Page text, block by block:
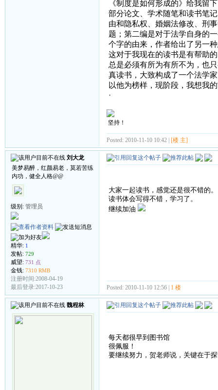
《制度是如何形成的》给我留
部分论文、学术随笔和读书笔
由和隐私权、婚姻法修改、刑
题；第二编是对于法学自身的
个字的由来，作者给出了另一
这对于我现在的读书是有帮助
总是必须有所为有所不为，也
真读书，大致构成了一个法学
以他为榜样，现阶段，我想我
·
坚持！
Posted: 2010-11-10 10:42 | [楼 主]
刘大龙
美梦易醉，红颜易老，莫若苦练
内功，健全人格@@
级别: 管理员
精华: 1
发帖: 729
威望: 731 点
金钱: 7310 RMB
注册时间:2008-04-19
最后登录:2017-10-23
大家一起读书，感觉还是很不错的。
读书体会写得不错，学习了。
继续加油
Posted: 2010-11-10 12:56 | 1 楼
魏程林
每天都很早到图书馆
很佩服！
要继续努力，贺老师说，关键在于